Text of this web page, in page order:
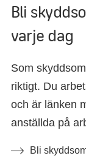
Bli
varje dag
Som
riktigt. Du
och är länken
anställda på
Bli